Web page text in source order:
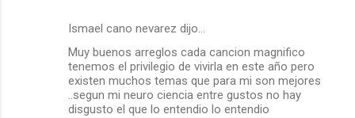
Ismael cano nevarez dijo…
Muy buenos arreglos cada cancion magnifico
tenemos el privilegio de vivirla en este año pero
existen muchos temas que para mi son mejores
..segun mi neuro ciencia entre gustos no hay
disgusto el que lo entendio lo entendio